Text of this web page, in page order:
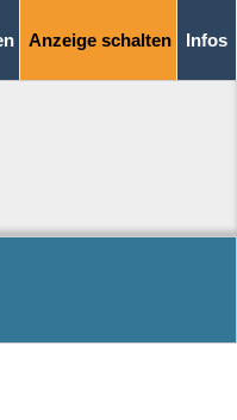
Anzeige schalten Infos